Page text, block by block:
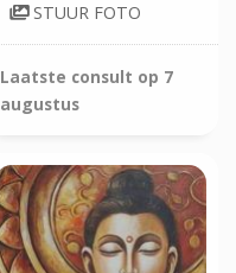
STUUR FOTO
Laatste consult op 7
augustus